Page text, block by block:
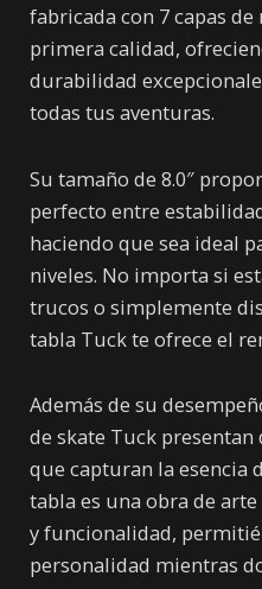
fabricada con 7 capas
primera calidad,
durabilidad
todas tus aventuras.
Su tamaño de 8.0″
perfecto entre
haciendo que sea ideal
niveles. No importa si
trucos o simplemente
tabla Tuck te ofrece el
Además de su
de skate Tuck
que capturan la esencia
tabla es una obra de
y funcionalidad,
personalidad mientras